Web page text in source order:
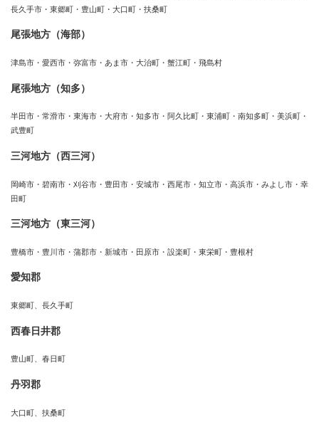
長久手市・東郷町・豊山町・大口町・扶桑町
尾張地方（海部）
津島市・愛西市・弥富市・あま市・大治町・蟹江町・飛島村
尾張地方（知多）
半田市・常滑市・東海市・大府市・知多市・阿久比町・東浦町・南知多町・美浜町・
武豊町
三河地方（西三河）
岡崎市・碧南市・刈谷市・豊田市・安城市・西尾市・知立市・高浜市・みよし市・幸
田町
三河地方（東三河）
豊橋市・豊川市・蒲郡市・新城市・田原市・設楽町・東栄町・豊根村
愛知郡
東郷町、長久手町
西春日井郡
豊山町、春日町
丹羽郡
大口町、扶桑町